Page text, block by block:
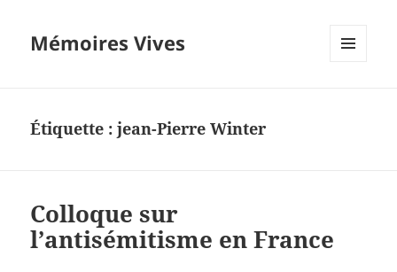
Mémoires Vives
Étiquette :jean-Pierre Winter
Colloque sur
l’antisémitisme en France